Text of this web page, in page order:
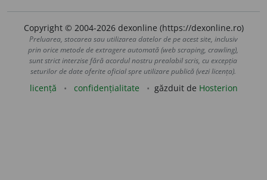
Copyright © 2004-2026 dexonline (https://dexonline.ro)
Preluarea, stocarea sau utilizarea datelor de pe acest site, inclusiv
prin orice metode de extragere automată (web scraping, crawling),
sunt strict interzise fără acordul nostru prealabil scris, cu excepția
seturilor de date oferite oficial spre utilizare publică (vezi licența).
licență confidențialitate găzduit de Hosterion